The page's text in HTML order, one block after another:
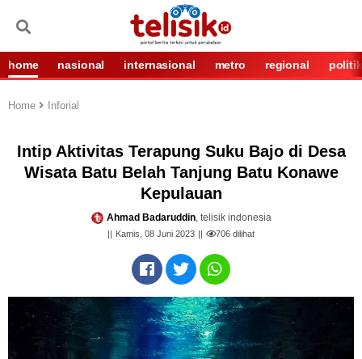
home nasional internasional metro regional politik
Home Inforial
Intip Aktivitas Terapung Suku Bajo di Desa
Wisata Batu Belah Tanjung Batu Konawe
Kepulauan
Ahmad Badaruddin, telisik indonesia
Kamis, 08 Juni 2023 706 dilihat